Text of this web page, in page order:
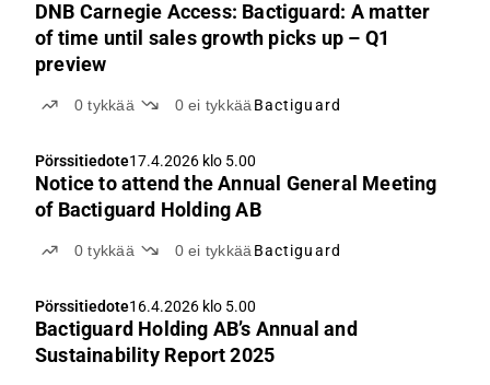
DNB Carnegie Access: Bactiguard: A matter
of time until sales growth picks up – Q1
preview
0tykkää 0ei tykkää Bactiguard
Pörssitiedote17.4.2026 klo 5.00
Notice to attend the Annual General Meeting
of Bactiguard Holding AB
0tykkää 0ei tykkää Bactiguard
Pörssitiedote16.4.2026 klo 5.00
Bactiguard Holding AB’s Annual and
Sustainability Report 2025